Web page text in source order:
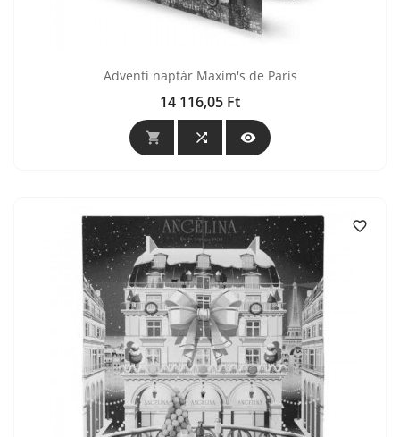
Adventi naptár Maxim's de Paris
Ár
14 116,05 Ft
  
